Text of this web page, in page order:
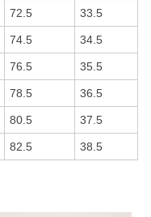
72.5 33.5
74.5 34.5
76.5 35.5
78.5 36.5
80.5 37.5
82.5 38.5